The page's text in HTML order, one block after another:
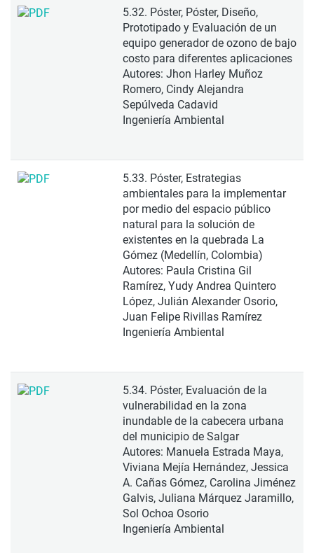
5.32. Póster, Póster, Diseño,
Prototipado y Evaluación de un
equipo generador de ozono de bajo
costo para diferentes aplicaciones
Autores: Jhon Harley Muñoz
Romero, Cindy Alejandra
Sepúlveda Cadavid
Ingeniería Ambiental
5.33. Póster, Estrategias
ambientales para la implementar
por medio del espacio público
natural para la solución de
existentes en la quebrada La
Gómez (Medellín, Colombia)
Autores: Paula Cristina Gil
Ramírez, Yudy Andrea Quintero
López, Julián Alexander Osorio,
Juan Felipe Rivillas Ramírez
Ingeniería Ambiental
5.34. Póster, Evaluación de la
vulnerabilidad en la zona
inundable de la cabecera urbana
del municipio de Salgar
Autores: Manuela Estrada Maya,
Viviana Mejía Hernández, Jessica
A. Cañas Gómez, Carolina Jiménez
Galvis, Juliana Márquez Jaramillo,
Sol Ochoa Osorio
Ingeniería Ambiental